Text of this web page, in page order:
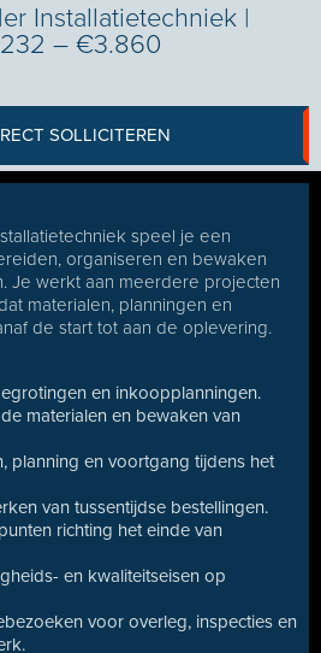
Installatietechniek |
– €3.860
SOLLICITEREN
speel je een
organiseren en bewaken
Je werkt aan meerdere projecten
materialen, planningen en
de start tot aan de oplevering.
en inkoopplanningen.
materialen en bewaken van
planning en voortgang tijdens het
van tussentijdse bestellingen.
richting het einde van
en kwaliteitseisen op
voor overleg, inspecties en